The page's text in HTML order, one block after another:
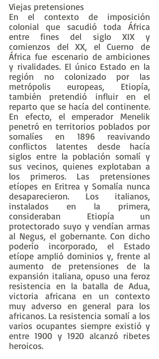
Viejas pretensiones
En el contexto de imposición
colonial que sacudió toda África
entre fines del siglo XIX y
comienzos del XX, el Cuerno de
África fue escenario de ambiciones
y rivalidades. El único Estado en la
región no colonizado por las
metrópolis europeas, Etiopía,
también pretendió influir en el
reparto que se hacía del continente.
En efecto, el emperador Menelik
penetró en territorios poblados por
somalíes en 1896 reavivando
conflictos latentes desde hacía
siglos entre la población somalí y
sus vecinos, quienes explotaban a
los primeros. Las pretensiones
etíopes en Eritrea y Somalía nunca
desaparecieron. Los italianos,
instalados en la primera,
consideraban Etiopía un
protectorado suyo y vendían armas
al Negus, el gobernante. Con dicho
poderío incorporado, el Estado
etíope amplió dominios y, frente al
aumento de pretensiones de la
expansión italiana, opuso una feroz
resistencia en la batalla de Adua,
victoria africana en un contexto
muy adverso en general para los
africanos. La resistencia somalí a los
varios ocupantes siempre existió y
entre 1900 y 1920 alcanzó ribetes
heroicos.